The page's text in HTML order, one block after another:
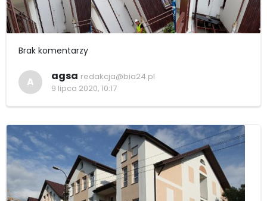
Brak komentarzy
A agsa redakcja@bia24.pl
9 lipca 2020, 10:17